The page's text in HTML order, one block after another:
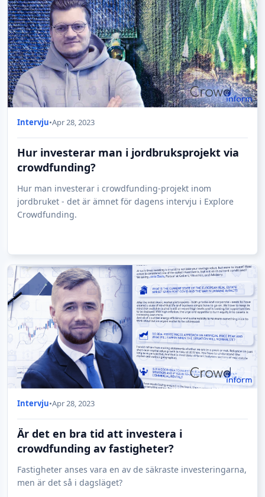
Intervju•Apr 28, 2023
Hur investerar man i jordbruksprojekt via
crowdfunding?
Hur man investerar i crowdfunding-projekt inom
jordbruket - det är ämnet för dagens intervju i Explore
Crowdfunding.
Intervju•Apr 28, 2023
Är det en bra tid att investera i
crowdfunding av fastigheter?
Fastigheter anses vara en av de säkraste investeringarna,
men är det så i dagsläget?